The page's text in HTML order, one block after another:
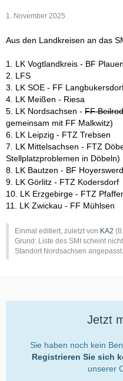
1. November 2025
Aus den Landkreisen an das
1. LK Vogtlandkreis - BF Plauen
2. LFS
3. LK SOE - FF
4. LK Meißen - Riesa
5. LK Nordsachsen - FF
gemeinsam mit FF Malkwitz)
6. LK Leipzig - FTZ Trebsen
7. LK Mittelsachsen - FTZ
Stellplatzproblemen in Döbeln)
8. LK Bautzen - BF
9. LK Görlitz - FTZ Kodersdorf
10. LK Erzgebirge - FTZ
11. LK Zwickau - FF Mühlsen
Einmal editiert, zuletzt von KA2 (
Grund: Liste des SMI scheint
Standort Nordsachsen angepasst.
Jetzt
Sie haben noch kein
Registrieren Sie sich
unserer